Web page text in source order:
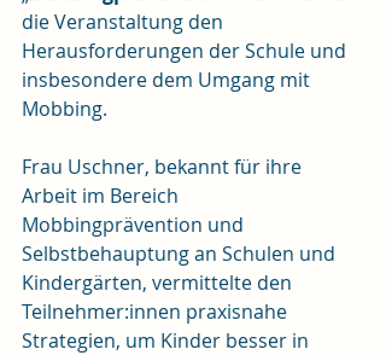
die Veranstaltung den
Herausforderungen der Schule und
insbesondere dem Umgang mit
Mobbing.
Frau Uschner, bekannt für ihre
Arbeit im Bereich
Mobbingprävention und
Selbstbehauptung an Schulen und
Kindergärten, vermittelte den
Teilnehmer:innen praxisnahe
Strategien, um Kinder besser in